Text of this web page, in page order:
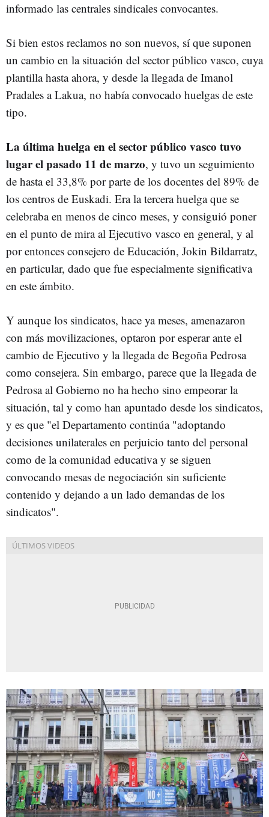
informado las centrales sindicales convocantes.
Si bien estos reclamos no son nuevos, sí que suponen
un cambio en la situación del sector público vasco, cuya
plantilla hasta ahora, y desde la llegada de Imanol
Pradales a Lakua, no había convocado huelgas de este
tipo.
La última huelga en el sector público vasco tuvo
lugar el pasado 11 de marzo, y tuvo un seguimiento
de hasta el 33,8% por parte de los docentes del 89% de
los centros de Euskadi. Era la tercera huelga que se
celebraba en menos de cinco meses, y consiguió poner
en el punto de mira al Ejecutivo vasco en general, y al
por entonces consejero de Educación, Jokin Bildarratz,
en particular, dado que fue especialmente significativa
en este ámbito.
Y aunque los sindicatos, hace ya meses, amenazaron
con más movilizaciones, optaron por esperar ante el
cambio de Ejecutivo y la llegada de Begoña Pedrosa
como consejera. Sin embargo, parece que la llegada de
Pedrosa al Gobierno no ha hecho sino empeorar la
situación, tal y como han apuntado desde los sindicatos,
y es que "el Departamento continúa "adoptando
decisiones unilaterales en perjuicio tanto del personal
como de la comunidad educativa y se siguen
convocando mesas de negociación sin suficiente
contenido y dejando a un lado demandas de los
sindicatos".